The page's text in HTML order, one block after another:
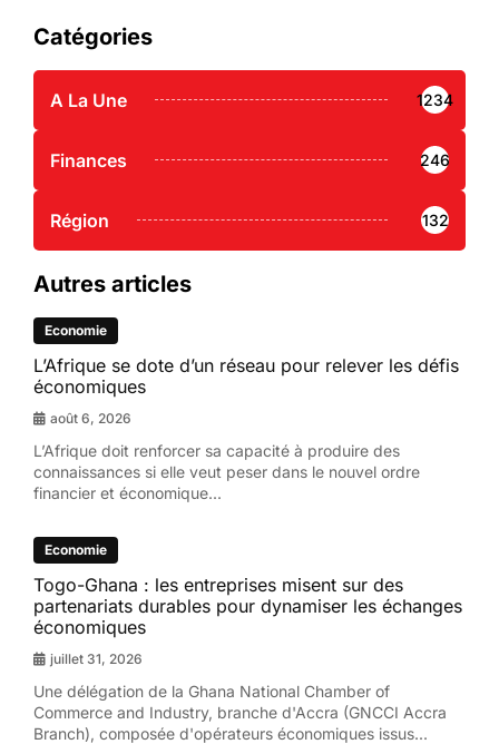
Catégories
A La Une 1234
Finances 246
Région 132
Autres articles
Economie
L’Afrique se dote d’un réseau pour relever les défis
économiques
août 6, 2026
L’Afrique doit renforcer sa capacité à produire des
connaissances si elle veut peser dans le nouvel ordre
financier et économique...
Economie
Togo-Ghana : les entreprises misent sur des
partenariats durables pour dynamiser les échanges
économiques
juillet 31, 2026
Une délégation de la Ghana National Chamber of
Commerce and Industry, branche d'Accra (GNCCI Accra
Branch), composée d'opérateurs économiques issus...